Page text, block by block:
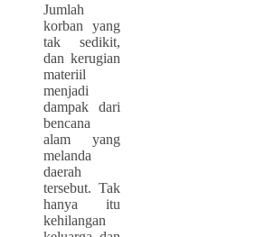
Jumlah
korban yang
tak sedikit,
dan kerugian
materiil
menjadi
dampak dari
bencana
alam yang
melanda
daerah
tersebut. Tak
hanya itu
kehilangan